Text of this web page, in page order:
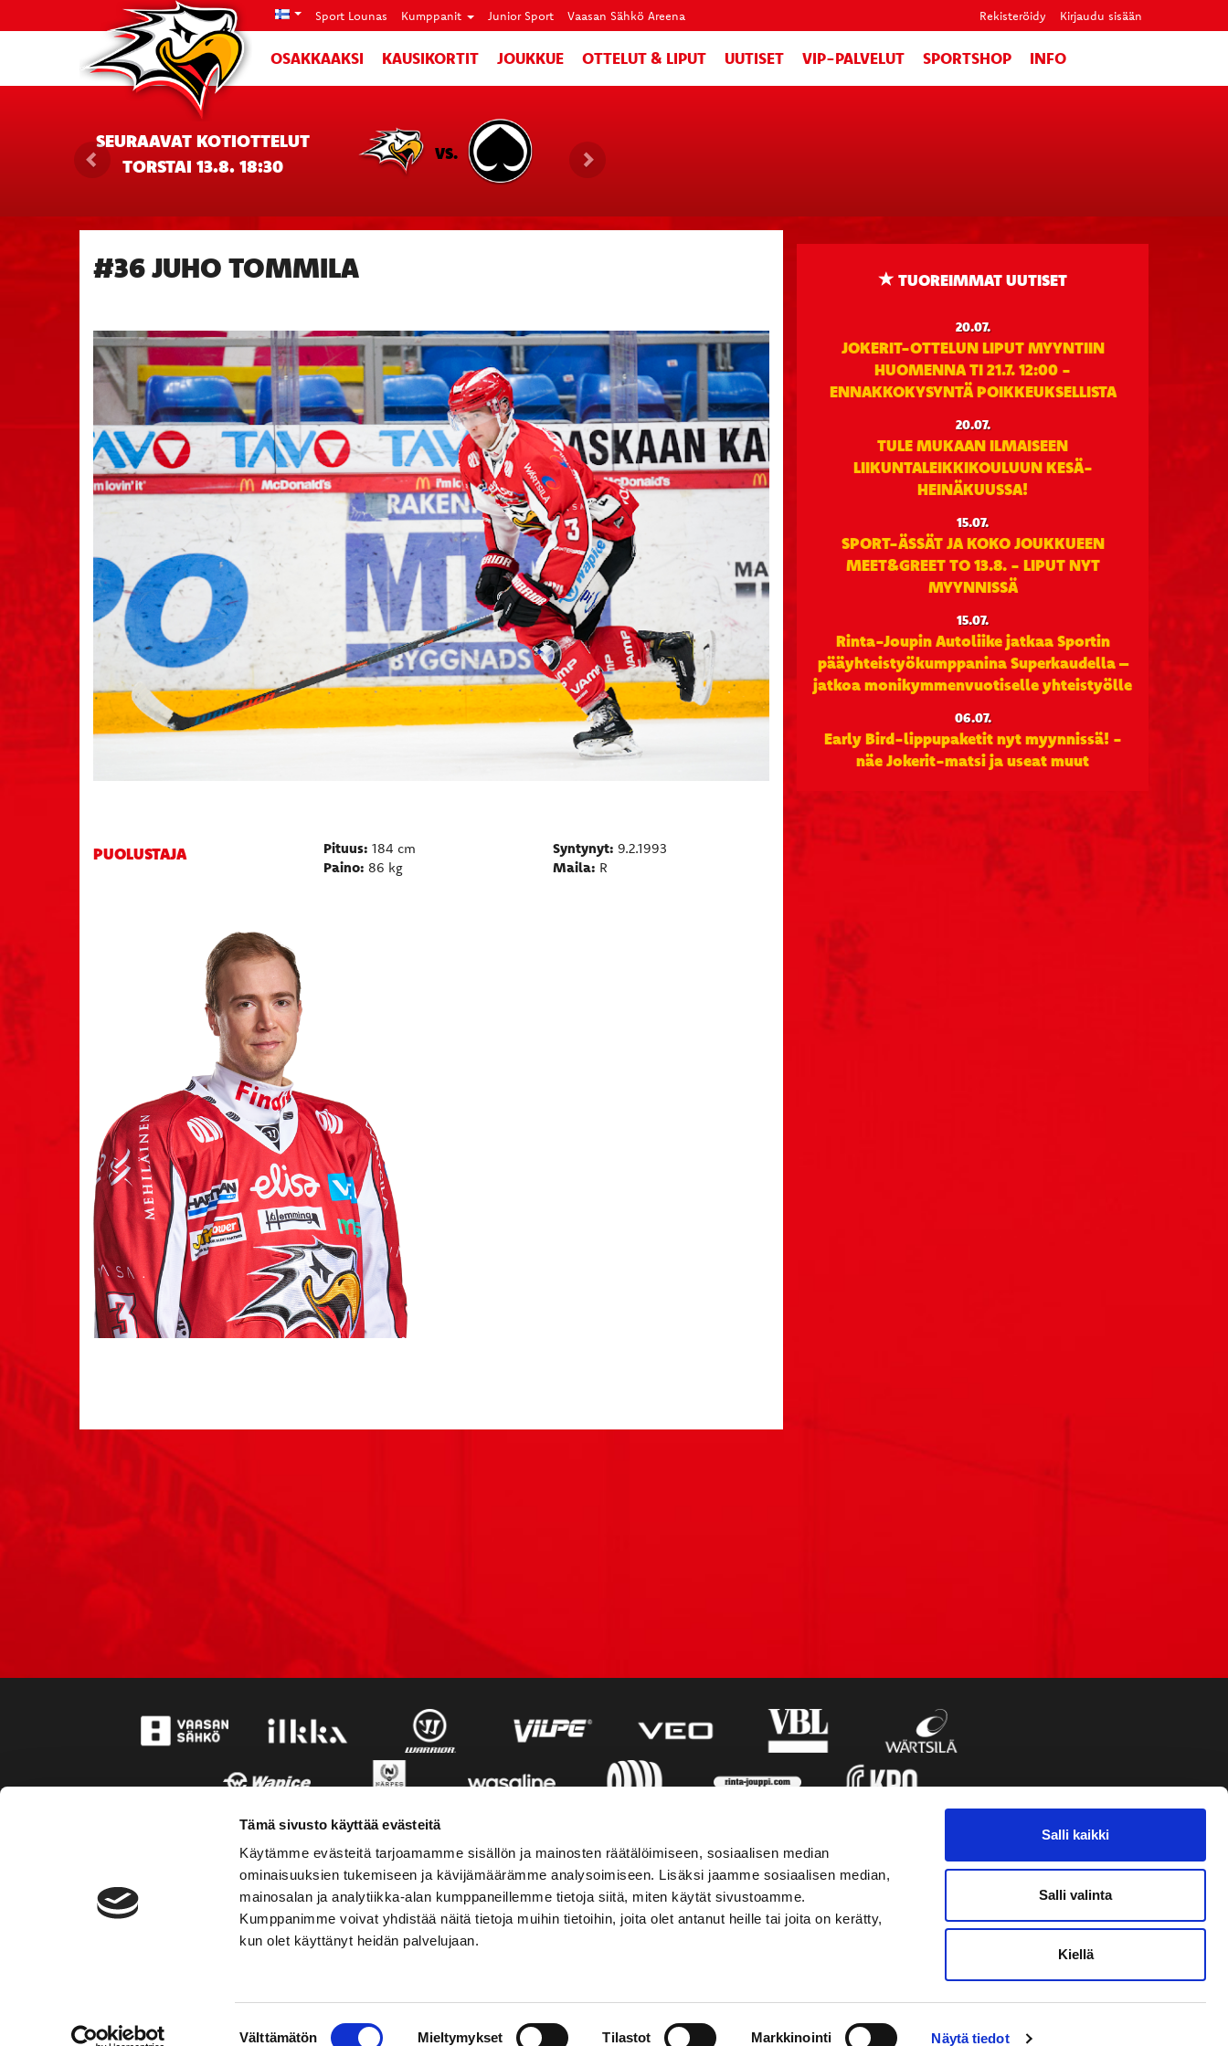
Tämä sivusto käyttää evästeitä
Käytämme evästeitä tarjoamamme sisällön ja mainosten räätälöimiseen, sosiaalisen median
ominaisuuksien tukemiseen ja kävijämäärämme analysoimiseen. Lisäksi jaamme sosiaalisen median,
mainosalan ja analytiikka-alan kumppaneillemme tietoja siitä, miten käytät sivustoamme.
Kumppanimme voivat yhdistää näitä tietoja muihin tietoihin, joita olet antanut heille tai joita on kerätty,
kun olet käyttänyt heidän palvelujaan.
Välttämätön Mieltymykset Tilastot Markkinointi Näytä tiedot
Salli kaikki
Salli valinta
Kiellä
Sport Lounas Kumppanit Junior Sport Vaasan Sähkö Areena Rekisteröidy Kirjaudu sisään
OSAKKAAKSI KAUSIKORTIT JOUKKUE OTTELUT & LIPUT UUTISET VIP-PALVELUT SPORTSHOP INFO
SEURAAVAT KOTIOTTELUT
TORSTAI 13.8. 18:30
VS.
#36 JUHO TOMMILA
​​​​​​​PUOLUSTAJA Pituus: 184 cm
Paino: ​86 kg
Syntynyt: 9.2.1993​​​​​​​
Maila: R
TUOREIMMAT UUTISET
20.07.
JOKERIT-OTTELUN LIPUT MYYNTIIN
HUOMENNA TI 21.7. 12:00 -
ENNAKKOKYSYNTÄ POIKKEUKSELLISTA
20.07.
TULE MUKAAN ILMAISEEN
LIIKUNTALEIKKIKOULUUN KESÄ-
HEINÄKUUSSA!
15.07.
SPORT-ÄSSÄT JA KOKO JOUKKUEEN
MEET&GREET TO 13.8. - LIPUT NYT
MYYNNISSÄ
15.07.
Rinta-Joupin Autoliike jatkaa Sportin
pääyhteistyökumppanina Superkaudella –
jatkoa monikymmenvuotiselle yhteistyölle
06.07.
Early Bird-lippupaketit nyt myynnissä! -
näe Jokerit-matsi ja useat muut
Hockey-Team Vaasan Sport Oy
YHTEYSTIEDOT
Puh: 02 01 555 600
SOSIAALINEN MEDIA
facebook
VAASAN SPORT UUTISKIRJE